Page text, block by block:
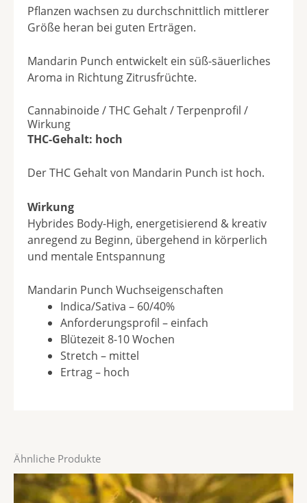
Pflanzen wachsen zu durchschnittlich mittlerer
Größe heran bei guten Erträgen.
Mandarin Punch entwickelt ein süß-säuerliches
Aroma in Richtung Zitrusfrüchte.
Cannabinoide / THC Gehalt / Terpenprofil /
Wirkung
THC-Gehalt: hoch
Der THC Gehalt von Mandarin Punch ist hoch.
Wirkung
Hybrides Body-High, energetisierend & kreativ
anregend zu Beginn, übergehend in körperlich
und mentale Entspannung
Mandarin Punch Wuchseigenschaften
Indica/Sativa – 60/40%
Anforderungsprofil – einfach
Blütezeit 8-10 Wochen
Stretch – mittel
Ertrag – hoch
Ähnliche Produkte
Preisspanne:
€15,40
Dieses
Produkt